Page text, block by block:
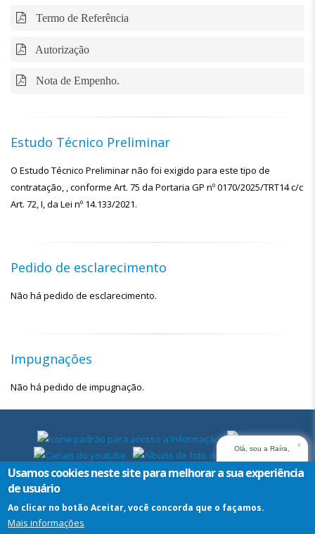
Termo de Referência
Autorização
Nota de Empenho.
Estudo Técnico Preliminar
O Estudo Técnico Preliminar não foi exigido para este tipo de
contratação, , conforme Art. 75 da Portaria GP nº 0170/2025/TRT14 c/c
Art. 72, I, da Lei nº 14.133/2021.
Pedido de esclarecimento
Não há pedido de esclarecimento.
Impugnações
Não há pedido de impugnação.
Olá, sou a Raíra,
assistente virtual do
TRT14. Em que posso
x
Usamos cookies neste site para melhorar a sua experiência
de usuário
Ao clicar no botão Aceitar, você concorda que o façamos.
Mais informações